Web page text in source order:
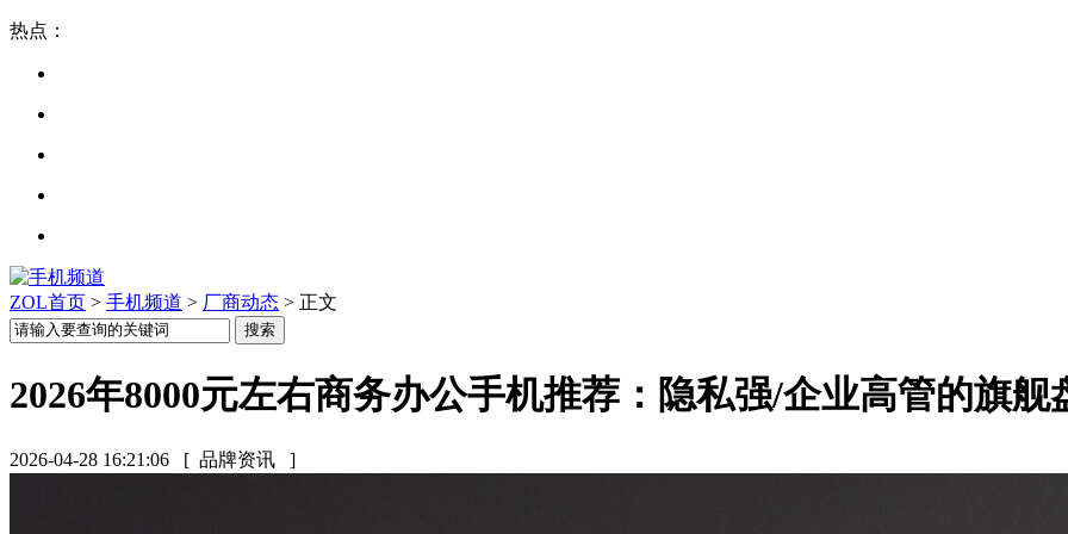
热点：
ZOL首页 > 手机频道 > 厂商动态 > 正文
2026年8000元左右商务办公手机推荐：隐私强/企业高管的旗舰
2026-04-28 16:21:06 [ 品牌资讯 ]